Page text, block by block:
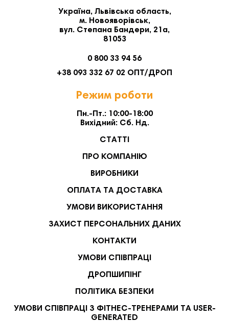
Україна, Львівська область,
м. Новояворівськ,
вул. Степана Бандери, 21а,
81053
0 800 33 94 56
+38 093 332 67 02 ОПТ/ДРОП
Режим роботи
Пн.-Пт.: 10:00-18:00
Вихідний: Сб. Нд.
СТАТТІ
ПРО КОМПАНІЮ
ВИРОБНИКИ
ОПЛАТА ТА ДОСТАВКА
УМОВИ ВИКОРИСТАННЯ
ЗАХИСТ ПЕРСОНАЛЬНИХ ДАНИХ
КОНТАКТИ
УМОВИ СПІВПРАЦІ
ДРОПШИПІНГ
ПОЛІТИКА БЕЗПЕКИ
УМОВИ СПІВПРАЦІ З ФІТНЕС-ТРЕНЕРАМИ ТА USER-
GENERATED